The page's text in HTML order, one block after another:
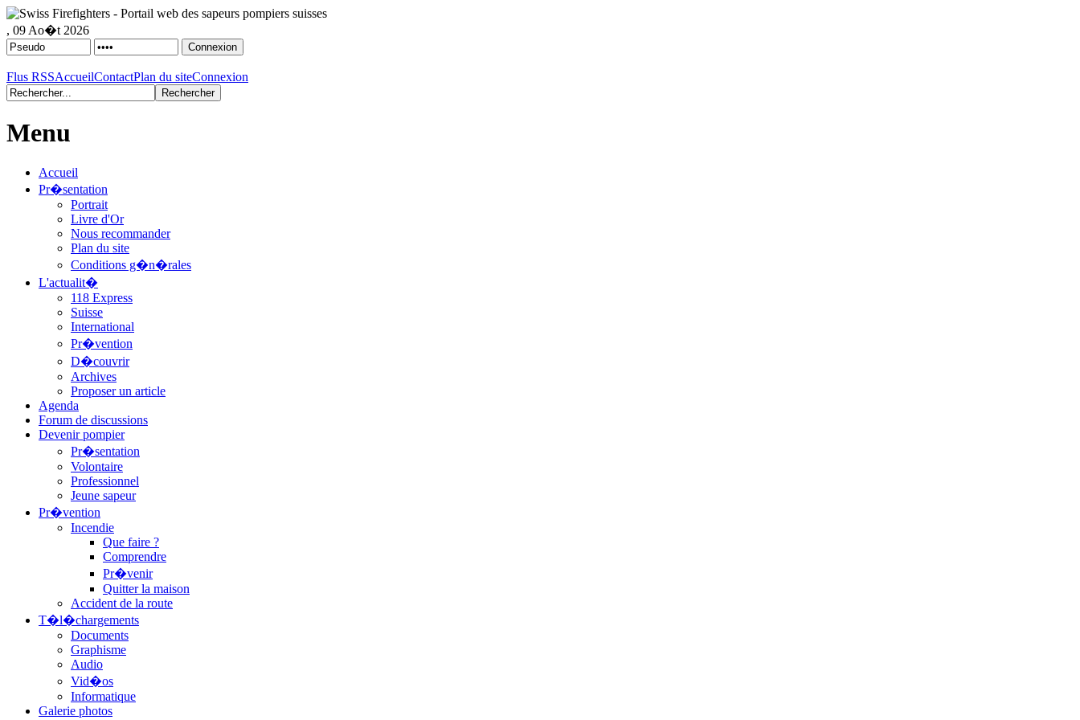
, 09 Ao�t 2026
Flus RSSAccueilContactPlan du siteConnexion
Menu
Accueil
Pr�sentation
Portrait
Livre d'Or
Nous recommander
Plan du site
Conditions g�n�rales
L'actualit�
118 Express
Suisse
International
Pr�vention
D�couvrir
Archives
Proposer un article
Agenda
Forum de discussions
Devenir pompier
Pr�sentation
Volontaire
Professionnel
Jeune sapeur
Pr�vention
Incendie
Que faire ?
Comprendre
Pr�venir
Quitter la maison
Accident de la route
T�l�chargements
Documents
Graphisme
Audio
Vid�os
Informatique
Galerie photos